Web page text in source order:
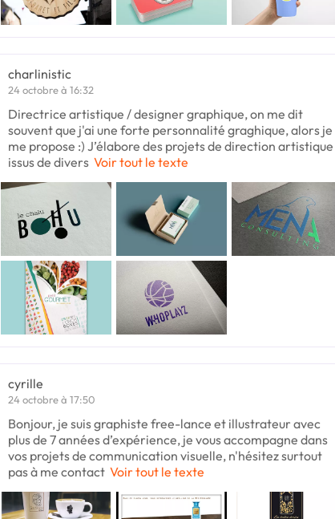
charlinistic
24 octobre à 16:32
Directrice artistique / designer graphique, on me dit
souvent que j'ai une forte personnalité graghique, alors je
me propose :) J’élabore des projets de direction artistique
issus de divers Voir tout le texte
cyrille
24 octobre à 17:50
Bonjour, je suis graphiste free-lance et illustrateur avec
plus de 7 années d’expérience, je vous accompagne dans
vos projets de communication visuelle, n'hésitez surtout
pas à me contact Voir tout le texte